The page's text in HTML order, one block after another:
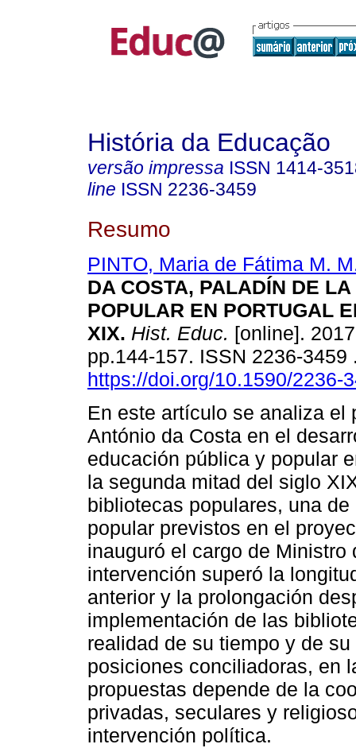
História da Educação
versão impressa ISSN 1414-
line ISSN 2236-3459
Resumo
PINTO, Maria de Fátima M.
DA COSTA, PALADÍN DE LA
POPULAR EN PORTUGAL
XIX. Hist. Educ. [online].
pp.144-157. ISSN 2236-
https://doi.org/10.1590/2236-
En este artículo se analiza el
António da Costa en el
educación pública y popular
la segunda mitad del siglo
bibliotecas populares, una
popular previstos en el
inauguró el cargo de
intervención superó la
anterior y la prolongación
implementación de las
realidad de su tiempo y de
posiciones conciliadoras, en
propuestas depende de la
privadas, seculares y
intervención política.